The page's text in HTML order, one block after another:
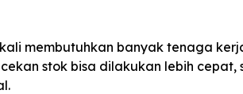
membutuhkan banyak tenaga
stok bisa dilakukan lebih cepat,